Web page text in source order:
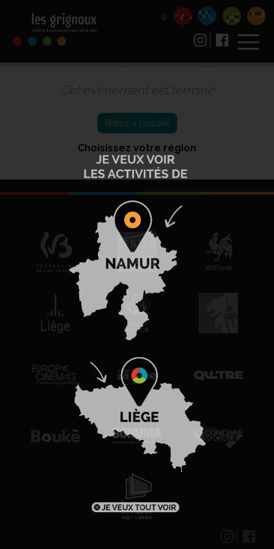
Cet événement est terminé
Retour à l'accueil
Choisissez votre région